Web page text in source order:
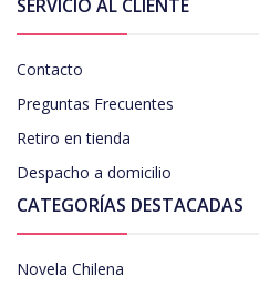
SERVICIO AL CLIENTE
Contacto
Preguntas Frecuentes
Retiro en tienda
Despacho a domicilio
CATEGORÍAS DESTACADAS
Novela Chilena